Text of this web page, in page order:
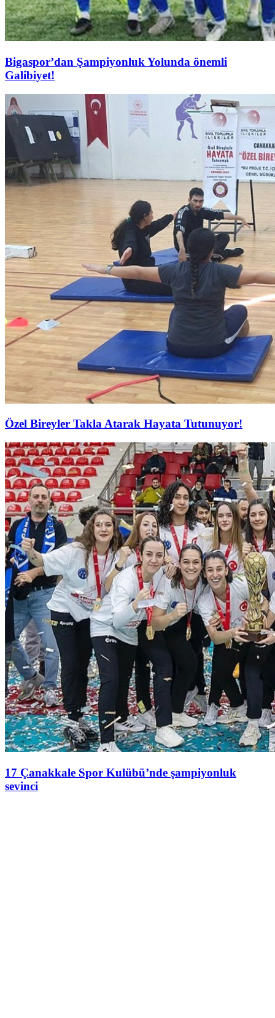
Bigaspor’dan Şampiyonluk Yolunda önemli
Galibiyet!
Özel Bireyler Takla Atarak Hayata Tutunuyor!
17 Çanakkale Spor Kulübü’nde şampiyonluk
sevinci